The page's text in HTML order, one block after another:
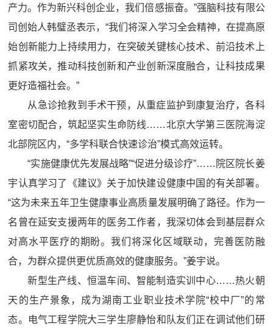
产力。作为新兴科创企业，我们倍感振奋。”强脑科技有限公
司创始人韩璧丞表示，“我们将深入学习全会精神，在提高原
始创新能力上持续用力，在突破关键核心技术、前沿技术上
抓紧攻关，推动科技创新和产业创新深度融合，让科技成果
更好造福社会。”
从急诊抢救到手术干预，从重症监护到康复治疗，各科
室密切配合，筑起坚实生命防线……北京大学第三医院海淀
北部院区内，“多学科联合快速诊治”模式高效运转。
“实施健康优先发展战略”“促进分级诊疗”……院区院长姜
宇认真学习了《建议》关于加快建设健康中国的有关部署。
“这为未来五年卫生健康事业高质量发展明确了路径。作为一
名曾在延安支援两年的医务工作者，我深切体会到基层群众
对高水平医疗的期盼。我们将深化区域联动，完善医防融
合，为群众提供更优质高效的健康服务。”姜宇说。
新型生产线、恒温车间、智能制造实训中心……热火朝
天的生产景象，成为湖南工业职业技术学院“校中厂”的常
态。电气工程学院大三学生廖静怡和队友们正在调试他们研